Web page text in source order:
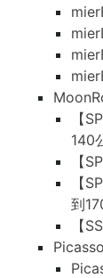
【
140
【
【
到
【